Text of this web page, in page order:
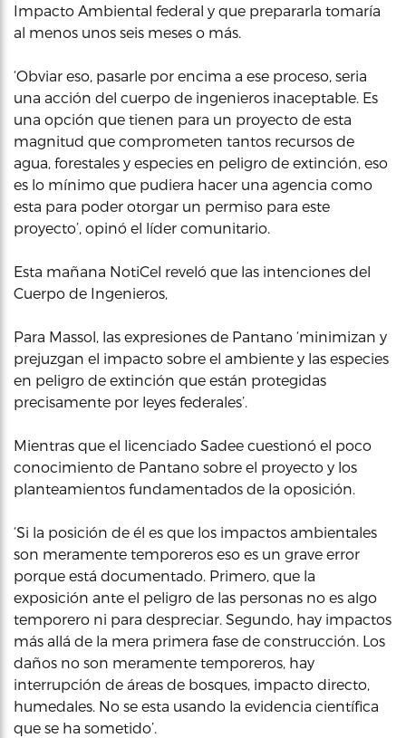
Impacto Ambiental federal y que prepararla tomaría
al menos unos seis meses o más.
‘Obviar eso, pasarle por encima a ese proceso, seria
una acción del cuerpo de ingenieros inaceptable. Es
una opción que tienen para un proyecto de esta
magnitud que comprometen tantos recursos de
agua, forestales y especies en peligro de extinción, eso
es lo mínimo que pudiera hacer una agencia como
esta para poder otorgar un permiso para este
proyecto’, opinó el líder comunitario.
Esta mañana NotiCel reveló que las intenciones del
Cuerpo de Ingenieros,
Para Massol, las expresiones de Pantano ‘minimizan y
prejuzgan el impacto sobre el ambiente y las especies
en peligro de extinción que están protegidas
precisamente por leyes federales’.
Mientras que el licenciado Sadee cuestionó el poco
conocimiento de Pantano sobre el proyecto y los
planteamientos fundamentados de la oposición.
‘Si la posición de él es que los impactos ambientales
son meramente temporeros eso es un grave error
porque está documentado. Primero, que la
exposición ante el peligro de las personas no es algo
temporero ni para despreciar. Segundo, hay impactos
más allá de la mera primera fase de construcción. Los
daños no son meramente temporeros, hay
interrupción de áreas de bosques, impacto directo,
humedales. No se esta usando la evidencia científica
que se ha sometido’.